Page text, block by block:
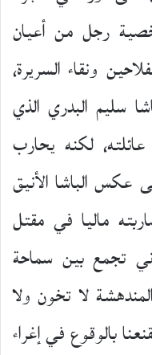
رجل من أعيان
ونقاء السريرة،
سليم البدري الذي
لكنه يحارب
الباشا الأنيق
ماليا في مقتل
تجمع بين سماحة
لا تخون ولا
بالوقوع في إغراء